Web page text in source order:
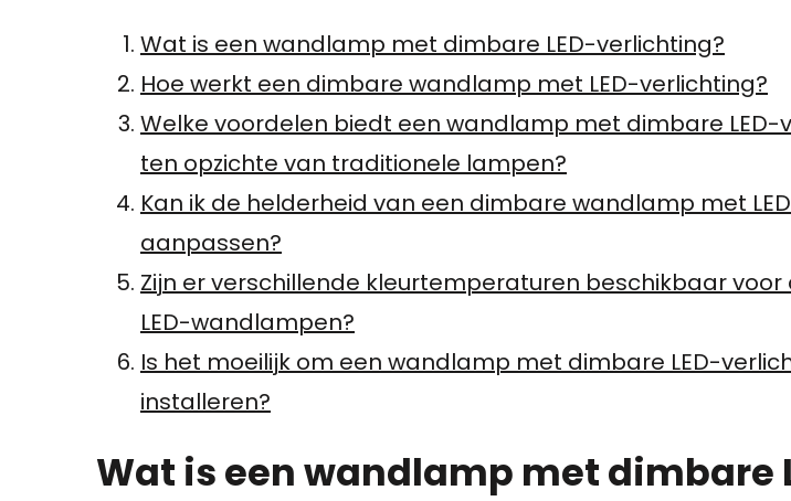
Wat is een wandlamp met dimbare LED-verlichting?
Hoe werkt een dimbare wandlamp met LED-verlichting?
Welke voordelen biedt een wandlamp met dimbare LED-
ten opzichte van traditionele lampen?
Kan ik de helderheid van een dimbare wandlamp met
aanpassen?
Zijn er verschillende kleurtemperaturen beschikbaar
LED-wandlampen?
Is het moeilijk om een wandlamp met dimbare LED-
installeren?
Wat is een wandlamp met dimbare